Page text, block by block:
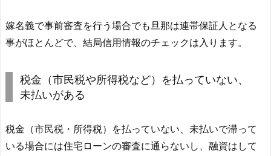
嫁名義で事前審査を行う場合でも旦那は連帯保証人となる
事がほとんどで、結局信用情報のチェックは入ります。
税金（市民税や所得税など）を払っていない、
未払いがある
税金（市民税・所得税）を払っていない、未払いで滞って
いる場合には住宅ローンの審査に通らないし、融資はして